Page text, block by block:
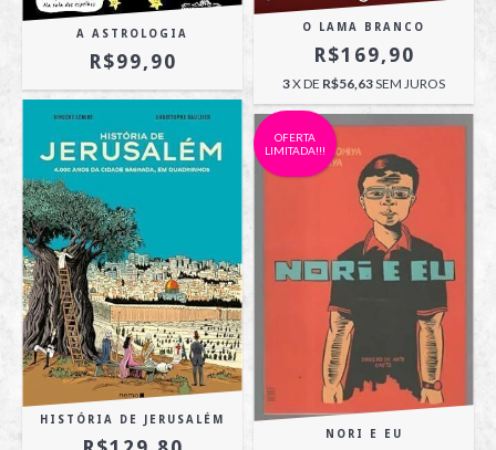
A ASTROLOGIA
R$99,90
O LAMA BRANCO
R$169,90
3X DE R$56,63SEM JUROS
HISTÓRIA DE JERUSALÉM
OFERTA
LIMITADA!!!
NORI E EU